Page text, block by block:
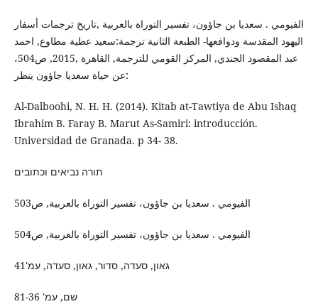
الفيومي . سعديا بن جاؤون، تفسير التوراة بالعربية ,تاريخ ترجمات أسفار
اليهود المقدسة ودوافعها- الطبعة الثانية ترجمة:سعيد عطية مطاوع, احمد
عبد المقصود الجندي, المركز القومي للترجمة, القاهرة ,2015, ص504،
عن حياة سعديا جاؤون ينظر:
Al-Dalboohi, N. H. H. (2014). Kitab at-Tawtiya de Abu Ishaq
Ibrahim B. Faray B. Marut As-Samiri: introducción.
Universidad de Granada.‏ p 34- 38.
תורה נביאים וכתובים
الفيومي . سعديا بن جاؤون، تفسير التوراة بالعربية, ص503
الفيومي . سعديا بن جاؤون، تفسير التوراة بالعربية, ص504
גאון, סעדה, סדור, גאון, סעדה, עמ'41
שם, עמ' 81-36